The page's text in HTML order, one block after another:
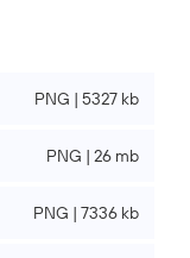
PNG | 5327 kb
PNG | 26 mb
PNG | 7336 kb